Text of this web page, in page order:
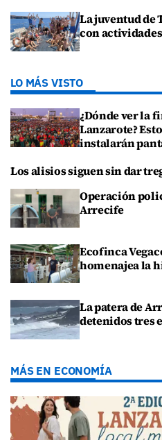
La juventud de
con
LO MÁS VISTO
¿Dónde ver la
Lanzarote?
instalarán
Los alisios siguen sin dar
Operación
Arrecife
Ecofinca
homenajea la
La patera de
detenidos tres
MÁS EN ECONOMÍA